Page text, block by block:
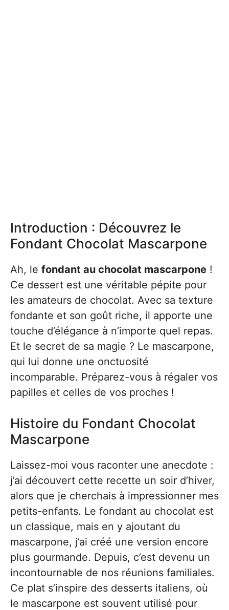
Introduction : Découvrez le
Fondant Chocolat Mascarpone
Ah, le fondant au chocolat mascarpone !
Ce dessert est une véritable pépite pour
les amateurs de chocolat. Avec sa texture
fondante et son goût riche, il apporte une
touche d’élégance à n’importe quel repas.
Et le secret de sa magie ? Le mascarpone,
qui lui donne une onctuosité
incomparable. Préparez-vous à régaler vos
papilles et celles de vos proches !
Histoire du Fondant Chocolat
Mascarpone
Laissez-moi vous raconter une anecdote :
j’ai découvert cette recette un soir d’hiver,
alors que je cherchais à impressionner mes
petits-enfants. Le fondant au chocolat est
un classique, mais en y ajoutant du
mascarpone, j’ai créé une version encore
plus gourmande. Depuis, c’est devenu un
incontournable de nos réunions familiales.
Ce plat s’inspire des desserts italiens, où
le mascarpone est souvent utilisé pour